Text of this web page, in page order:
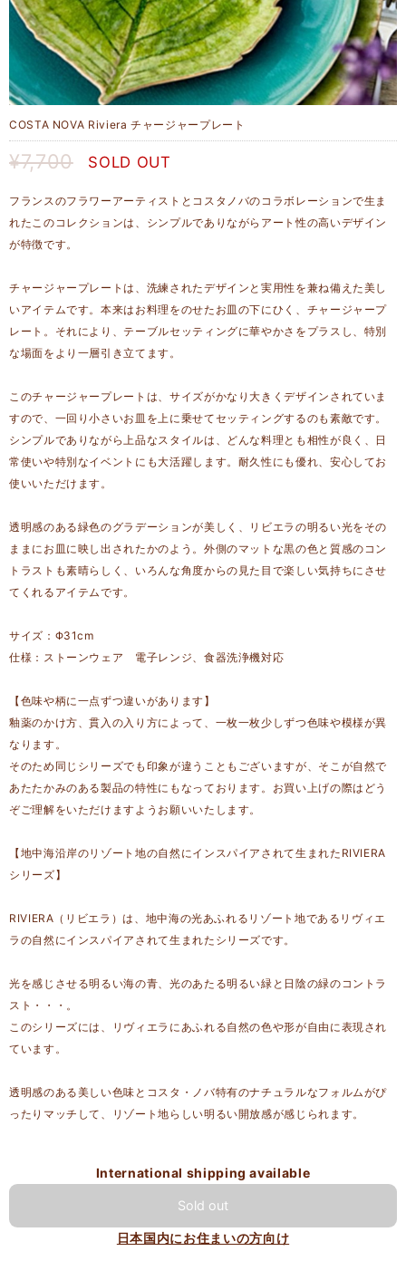
COSTA NOVA Riviera チャージャープレート
¥7,700 SOLD OUT
フランスのフラワーアーティストとコスタノバのコラボレーションで生ま
れたこのコレクションは、シンプルでありながらアート性の高いデザイン
が特徴です。
チャージャープレートは、洗練されたデザインと実用性を兼ね備えた美し
いアイテムです。本来はお料理をのせたお皿の下にひく、チャージャープ
レート。それにより、テーブルセッティングに華やかさをプラスし、特別
な場面をより一層引き立てます。
このチャージャープレートは、サイズがかなり大きくデザインされていま
すので、一回り小さいお皿を上に乗せてセッティングするのも素敵です。
シンプルでありながら上品なスタイルは、どんな料理とも相性が良く、日
常使いや特別なイベントにも大活躍します。耐久性にも優れ、安心してお
使いいただけます。
透明感のある緑色のグラデーションが美しく、リビエラの明るい光をその
ままにお皿に映し出されたかのよう。外側のマットな黒の色と質感のコン
トラストも素晴らしく、いろんな角度からの見た目で楽しい気持ちにさせ
てくれるアイテムです。
サイズ：Φ31cm
仕様：ストーンウェア 電子レンジ、食器洗浄機対応
【色味や柄に一点ずつ違いがあります】
釉薬のかけ方、貫入の入り方によって、一枚一枚少しずつ色味や模様が異
なります。
そのため同じシリーズでも印象が違うこともございますが、そこが自然で
あたたかみのある製品の特性にもなっております。お買い上げの際はどう
ぞご理解をいただけますようお願いいたします。
【地中海沿岸のリゾート地の自然にインスパイアされて生まれたRIVIERA
シリーズ】
RIVIERA（リビエラ）は、地中海の光あふれるリゾート地であるリヴィエ
ラの自然にインスパイアされて生まれたシリーズです。
光を感じさせる明るい海の青、光のあたる明るい緑と日陰の緑のコントラ
スト・・・。
このシリーズには、リヴィエラにあふれる自然の色や形が自由に表現され
ています。
透明感のある美しい色味とコスタ・ノバ特有のナチュラルなフォルムがぴ
ったりマッチして、リゾート地らしい明るい開放感が感じられます。
International shipping available
Sold out
日本国内にお住まいの方向け